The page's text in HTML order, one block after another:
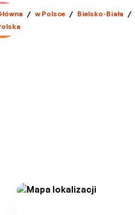
/ w Polsce / Bielsko-Biała /